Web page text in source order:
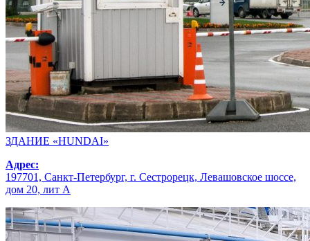
ЗДАНИЕ «HUNDAI»
Адрес:
197701, Санкт-Петербург, г. Сестрорецк, Левашовское шоссе,
дом 20, лит А